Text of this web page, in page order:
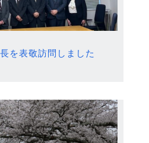
を表敬訪問しました